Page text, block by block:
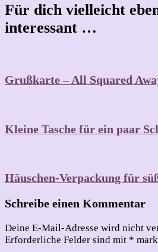
Für dich vielleicht
interessant …
Grußkarte – All Squared
Kleine Tasche für ein paar
Häuschen-Verpackung für
Schreibe einen Kommentar
Deine E-Mail-Adresse wird nicht
Erforderliche Felder sind mit *